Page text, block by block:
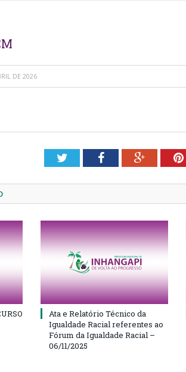
DE 2026
TwitterFacebookGoogle+
Ata e Relatório Técnico da
Igualdade Racial referentes ao
Fórum da Igualdade Racial –
06/11/2025